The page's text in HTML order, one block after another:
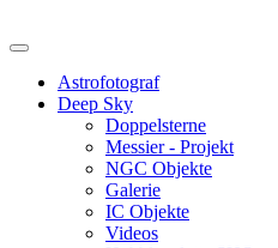
Astrofotograf
Deep Sky
Doppelsterne
Messier - Projekt
NGC Objekte
Galerie
IC Objekte
Videos